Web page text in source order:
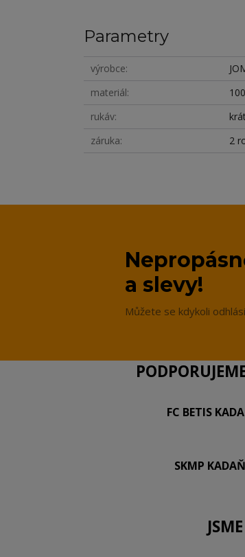
Parametry
výrobce
materiál
rukáv
záruka
2
a slevy!
Můžete se kdykoli
FC BETIS
SKMP KADAŇ